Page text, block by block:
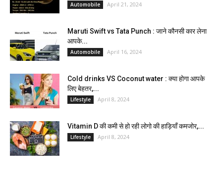
Automobile April 21, 2024
Maruti Swift vs Tata Punch : जाने कौनसी कार लेना
आपके...
Automobile April 16, 2024
Cold drinks VS Coconut water : क्या होगा आपके
लिए बेहतर,...
Lifestyle April 8, 2024
Vitamin D की कमी से हो रही लोगो की हाड़ियाँ कमजोर,...
Lifestyle April 8, 2024